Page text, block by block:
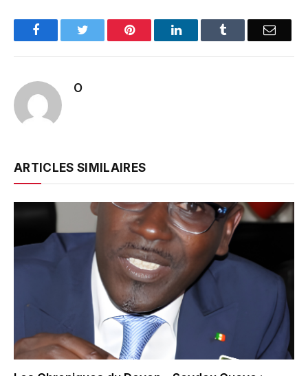
FacebookTwitter Pinterest LinkedInTumblr Email
O
ARTICLES SIMILAIRES